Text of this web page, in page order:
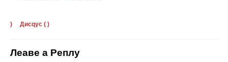
) Дисqус ( )
Леаве а Реплy